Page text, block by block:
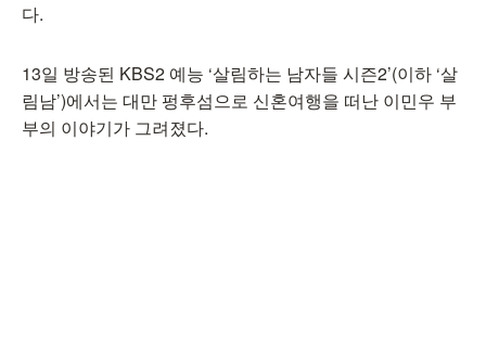
다.
13일 방송된 KBS2 예능 ‘살림하는 남자들 시즌2’(이하 ‘살
림남’)에서는 대만 펑후섬으로 신혼여행을 떠난 이민우 부
부의 이야기가 그려졌다.